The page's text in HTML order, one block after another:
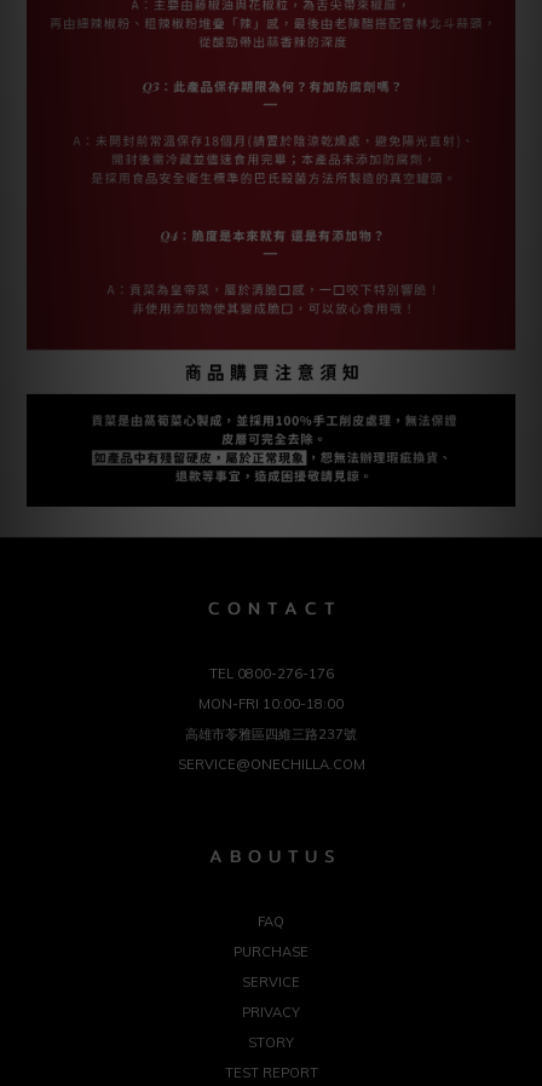
C O N T A C T
TEL 0800-276-176
MON-FRI 10:00-18:00
高雄市苓雅區四維三路237號
SERVICE@ONECHILLA.COM
A B O U T U S
FAQ
PURCHASE
SERVICE
PRIVACY
STORY
TEST REPORT